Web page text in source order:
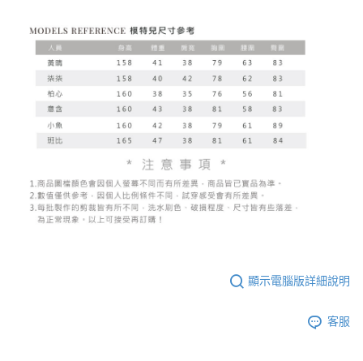
顯示電腦版詳細說明
客服